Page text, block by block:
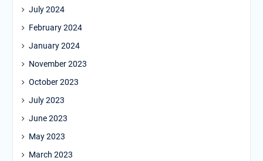
July 2024
February 2024
January 2024
November 2023
October 2023
July 2023
June 2023
May 2023
March 2023